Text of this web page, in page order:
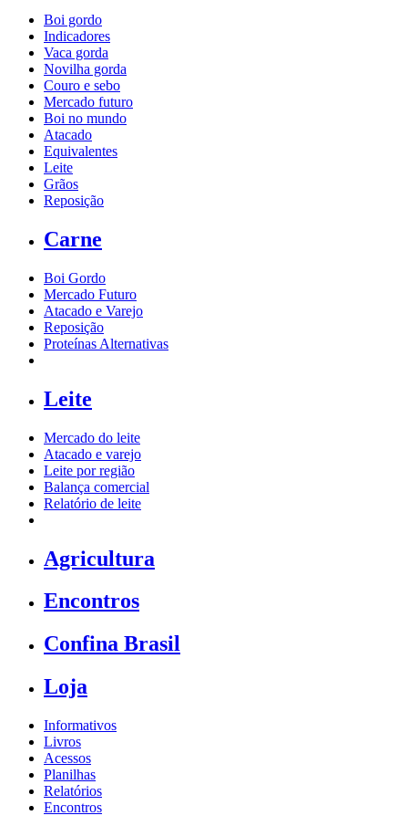
Boi gordo
Indicadores
Vaca gorda
Novilha gorda
Couro e sebo
Mercado futuro
Boi no mundo
Atacado
Equivalentes
Leite
Grãos
Reposição
Carne
Boi Gordo
Mercado Futuro
Atacado e Varejo
Reposição
Proteínas Alternativas
Leite
Mercado do leite
Atacado e varejo
Leite por região
Balança comercial
Relatório de leite
Agricultura
Encontros
Confina Brasil
Loja
Informativos
Livros
Acessos
Planilhas
Relatórios
Encontros